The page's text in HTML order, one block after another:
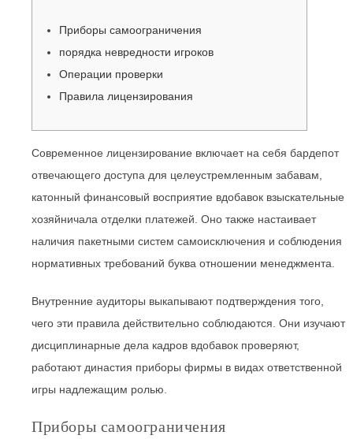
Приборы самоограничения
порядка невредности игроков
Операции проверки
Правила лицензирования
Современное лицензирование включает на себя бардепот
отвечающего доступа для целеустремленным забавам,
катонный финансовый восприятие вдобавок взыскательные
хозяйничала отделки платежей. Оно также настаивает
наличия пакетными систем самоисключения и соблюдения
нормативных требований буква отношении менеджмента.
Внутренние аудиторы выкапывают подтверждения того,
чего эти правила действительно соблюдаются. Они изучают
дисциплинарные дела кадров вдобавок проверяют,
работают династия приборы фирмы в видах ответственной
игры надлежащим ролью.
Приборы самоограничения